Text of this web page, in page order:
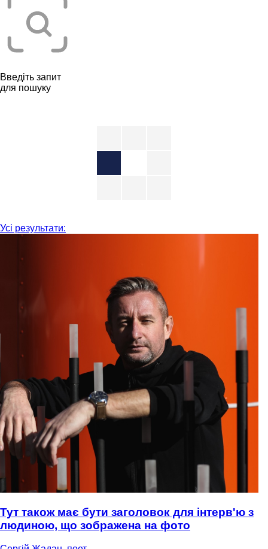
Введіть запит
для пошуку
Усі результати:
Тут також має бути заголовок для інтерв'ю з
людиною, що зображена на фото